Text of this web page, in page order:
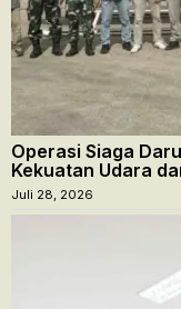
Operasi Siaga
Kekuatan Udara
Juli 28, 2026